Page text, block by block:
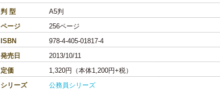
判 型
A5判
ページ
256ページ
ISBN
978-4-405-01817-4
発売日
2013/10/11
定価
1,320円（本体1,200円+税）
シリーズ
公務員シリーズ